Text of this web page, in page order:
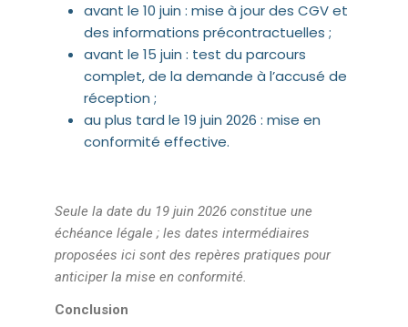
avant le 10 juin : mise à jour des CGV et
des informations précontractuelles ;
avant le 15 juin : test du parcours
complet, de la demande à l’accusé de
réception ;
au plus tard le 19 juin 2026 : mise en
conformité effective.
Seule la date du 19 juin 2026 constitue une
échéance légale ; les dates intermédiaires
proposées ici sont des repères pratiques pour
anticiper la mise en conformité.
Conclusion